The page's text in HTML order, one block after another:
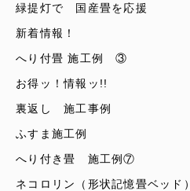
緑提灯で 国産畳を応援
新着情報！
へり付畳 施工例 ③
お得ッ！情報ッ!!
裏返し 施工事例
ふすま施工例
へり付き畳 施工例⑦
ネコロリン（形状記憶畳ベッド）